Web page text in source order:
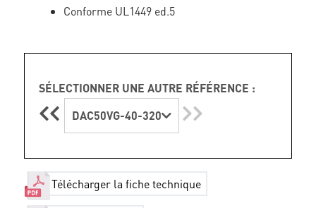
Conforme UL1449 ed.5
SÉLECTIONNER UNE AUTRE RÉFÉRENCE :
DAC50VG-40-320
Télécharger la fiche technique